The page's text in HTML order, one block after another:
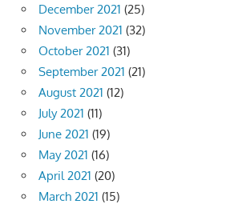
December 2021 (25)
November 2021 (32)
October 2021 (31)
September 2021 (21)
August 2021 (12)
July 2021 (11)
June 2021 (19)
May 2021 (16)
April 2021 (20)
March 2021 (15)